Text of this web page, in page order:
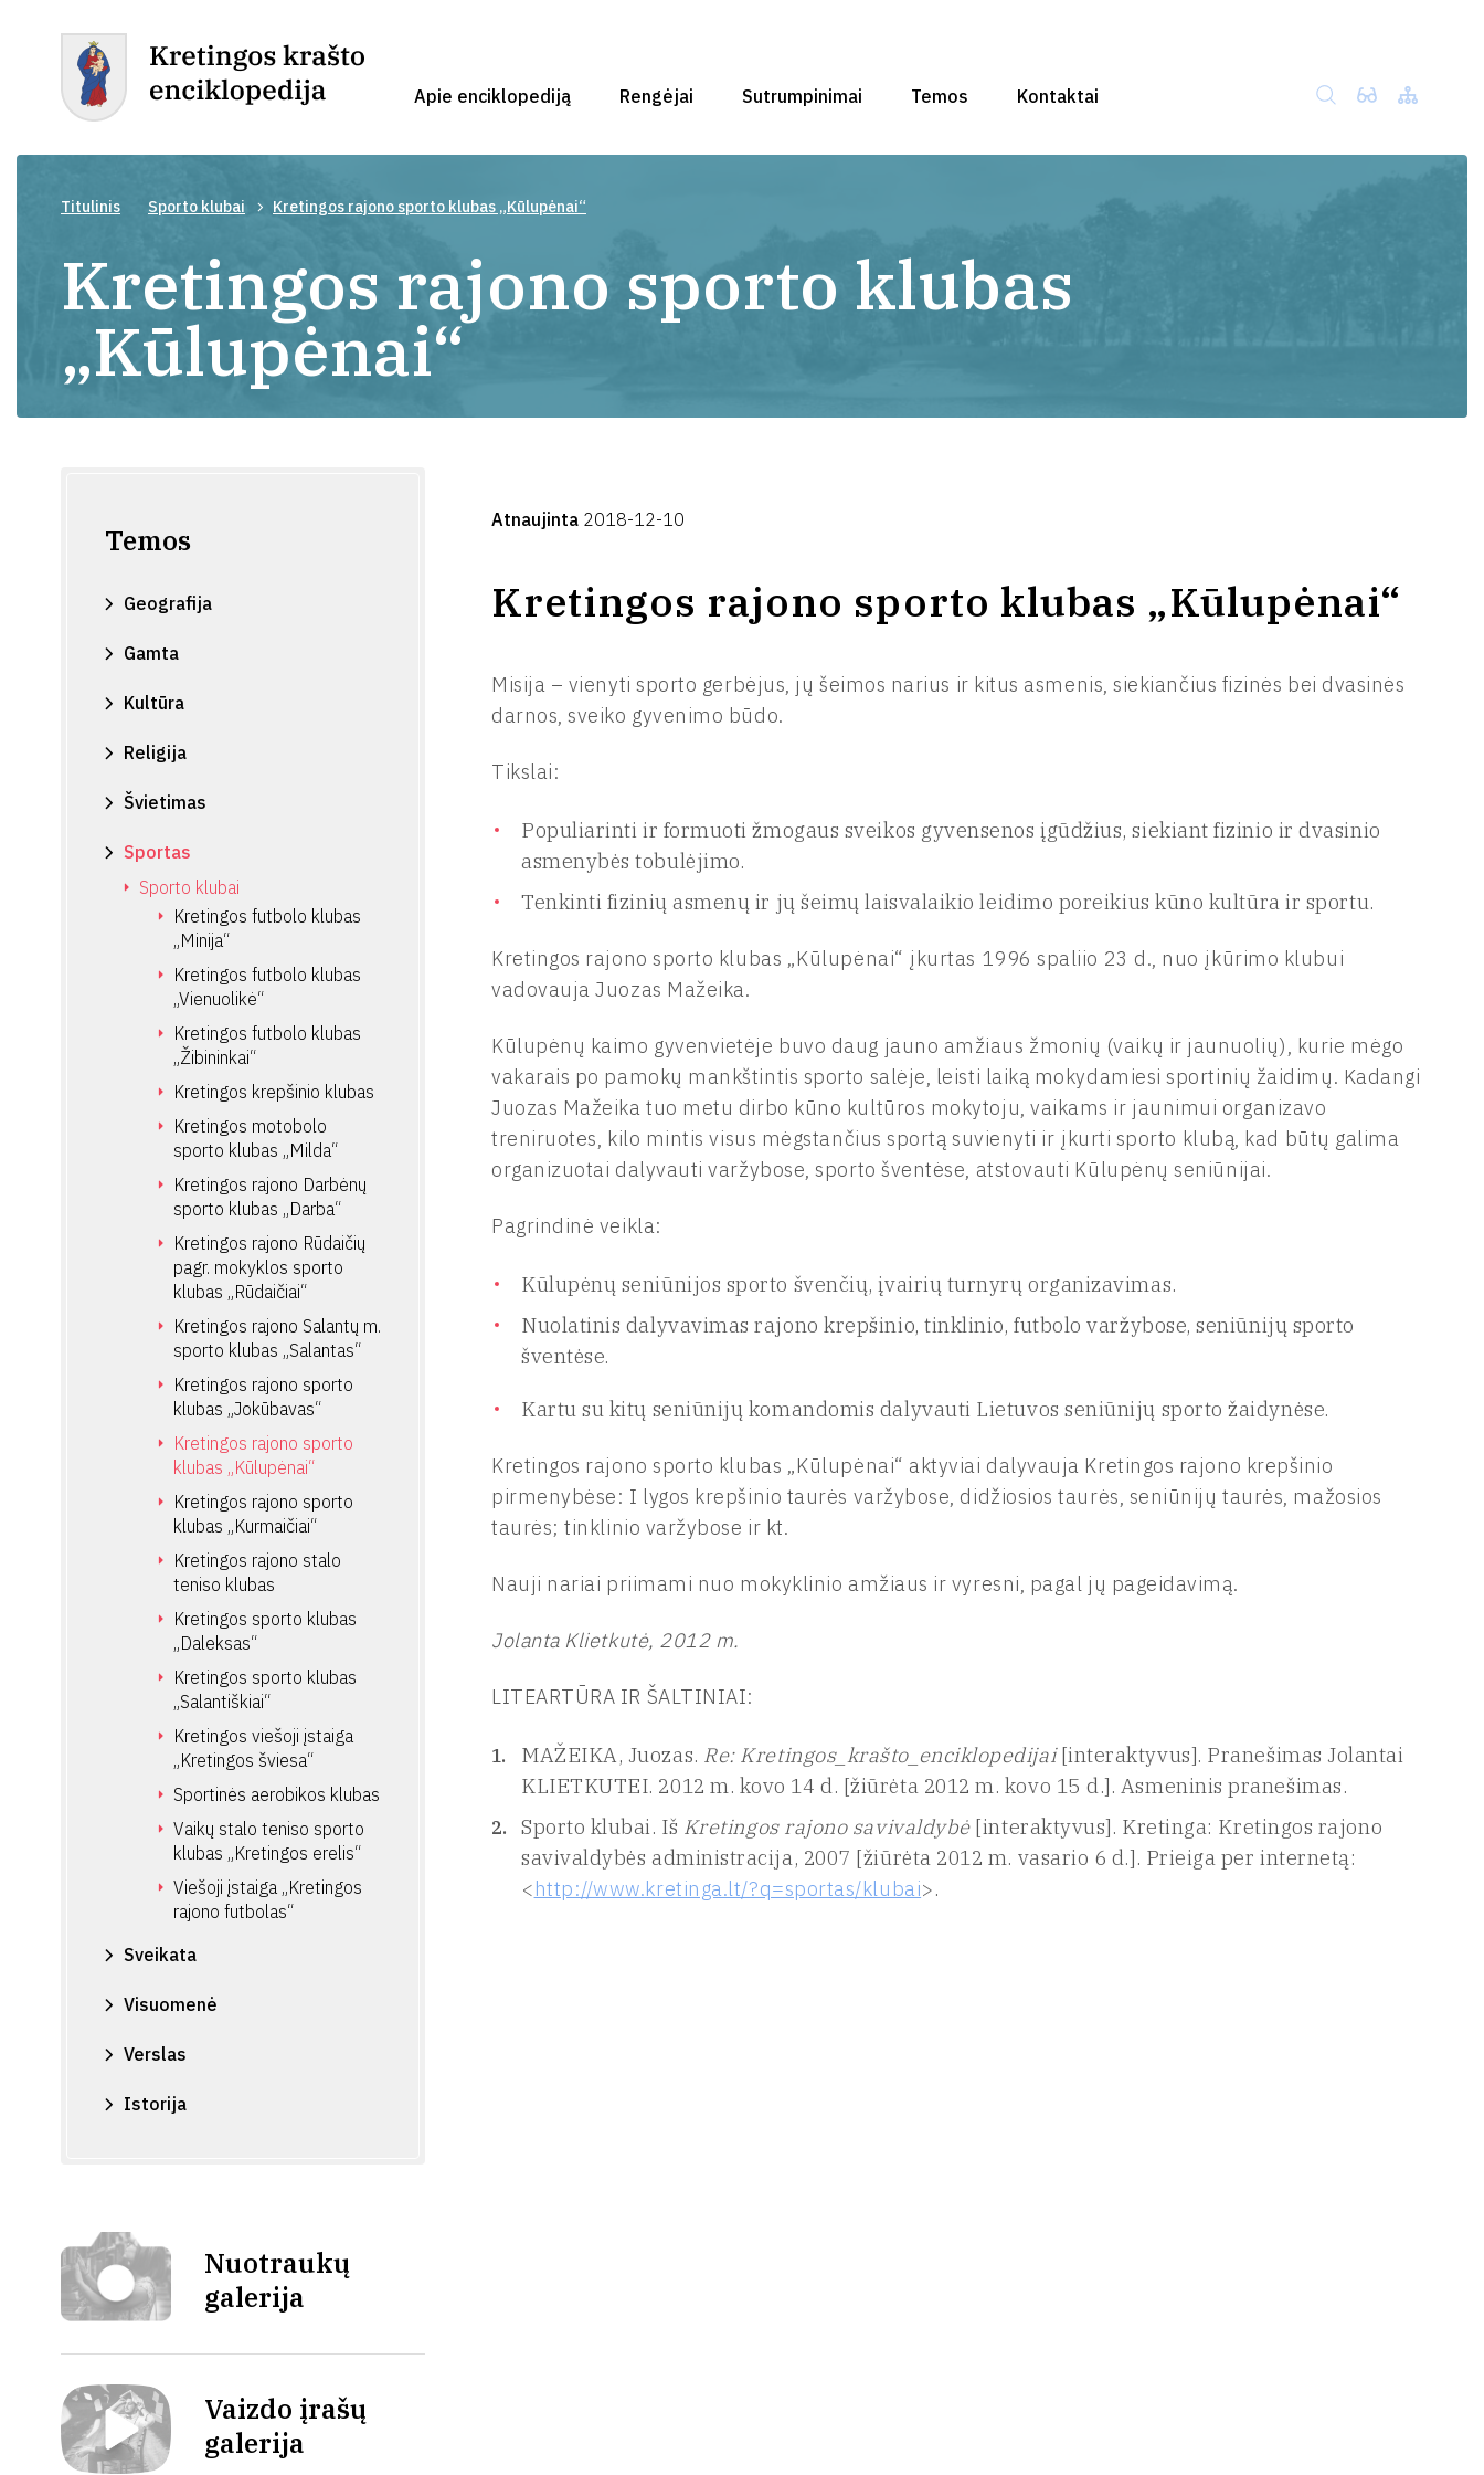
Apie enciklopediją Rengėjai Sutrumpinimai Temos Kontaktai
Titulinis Sporto klubai Kretingos rajono sporto klubas „Kūlupėnai“
Kretingos rajono sporto klubas
„Kūlupėnai“
Temos
Geografija
Gamta
Kultūra
Religija
Švietimas
Sportas
Sporto klubai
Kretingos futbolo klubas
„Minija“
Kretingos futbolo klubas
„Vienuolikė“
Kretingos futbolo klubas
„Žibininkai“
Kretingos krepšinio klubas
Kretingos motobolo
sporto klubas „Milda“
Kretingos rajono Darbėnų
sporto klubas „Darba“
Kretingos rajono Rūdaičių
pagr. mokyklos sporto
klubas „Rūdaičiai“
Kretingos rajono Salantų m.
sporto klubas „Salantas“
Kretingos rajono sporto
klubas „Jokūbavas“
Kretingos rajono sporto
klubas „Kūlupėnai“
Kretingos rajono sporto
klubas „Kurmaičiai“
Kretingos rajono stalo
teniso klubas
Kretingos sporto klubas
„Daleksas“
Kretingos sporto klubas
„Salantiškiai“
Kretingos viešoji įstaiga
„Kretingos šviesa“
Sportinės aerobikos klubas
Vaikų stalo teniso sporto
klubas „Kretingos erelis“
Viešoji įstaiga „Kretingos
rajono futbolas“
Sveikata
Visuomenė
Verslas
Istorija
Nuotraukų
galerija
Vaizdo įrašų
galerija
Atnaujinta 2018-12-10
Kretingos rajono sporto klubas „Kūlupėnai“
Misija – vienyti sporto gerbėjus, jų šeimos narius ir kitus asmenis, siekiančius fizinės bei dvasinės
darnos, sveiko gyvenimo būdo.
Tikslai:
Populiarinti ir formuoti žmogaus sveikos gyvensenos įgūdžius, siekiant fizinio ir dvasinio
asmenybės tobulėjimo.
Tenkinti fizinių asmenų ir jų šeimų laisvalaikio leidimo poreikius kūno kultūra ir sportu.
Kretingos rajono sporto klubas „Kūlupėnai“ įkurtas 1996 spaliio 23 d., nuo įkūrimo klubui
vadovauja Juozas Mažeika.
Kūlupėnų kaimo gyvenvietėje buvo daug jauno amžiaus žmonių (vaikų ir jaunuolių), kurie mėgo
vakarais po pamokų mankštintis sporto salėje, leisti laiką mokydamiesi sportinių žaidimų. Kadangi
Juozas Mažeika tuo metu dirbo kūno kultūros mokytoju, vaikams ir jaunimui organizavo
treniruotes, kilo mintis visus mėgstančius sportą suvienyti ir įkurti sporto klubą, kad būtų galima
organizuotai dalyvauti varžybose, sporto šventėse, atstovauti Kūlupėnų seniūnijai.
Pagrindinė veikla:
Kūlupėnų seniūnijos sporto švenčių, įvairių turnyrų organizavimas.
Nuolatinis dalyvavimas rajono krepšinio, tinklinio, futbolo varžybose, seniūnijų sporto
šventėse.
Kartu su kitų seniūnijų komandomis dalyvauti Lietuvos seniūnijų sporto žaidynėse.
Kretingos rajono sporto klubas „Kūlupėnai“ aktyviai dalyvauja Kretingos rajono krepšinio
pirmenybėse: I lygos krepšinio taurės varžybose, didžiosios taurės, seniūnijų taurės, mažosios
taurės; tinklinio varžybose ir kt.
Nauji nariai priimami nuo mokyklinio amžiaus ir vyresni, pagal jų pageidavimą.
Jolanta Klietkutė, 2012 m.
LITEARTŪRA IR ŠALTINIAI:
MAŽEIKA, Juozas. Re: Kretingos_krašto_enciklopedijai[interaktyvus]. Pranešimas Jolantai
KLIETKUTEI. 2012 m. kovo 14 d. [žiūrėta 2012 m. kovo 15 d.]. Asmeninis pranešimas.
Sporto klubai. Iš Kretingos rajono savivaldybė[interaktyvus]. Kretinga: Kretingos rajono
savivaldybės administracija, 2007 [žiūrėta 2012 m. vasario 6 d.]. Prieiga per internetą:
<http://www.kretinga.lt/?q=sportas/klubai>.